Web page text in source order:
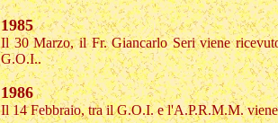
1985
Il 30 Marzo, il Fr. Giancarlo Seri viene
G.O.I..
1986
Il 14 Febbraio, tra il G.O.I. e l'A.P.R.M.M.